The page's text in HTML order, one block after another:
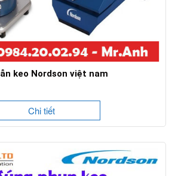
keo Nordson việt nam
Chi tiết